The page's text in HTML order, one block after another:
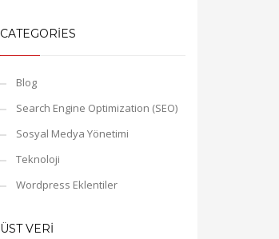
CATEGORIES
Blog
Search Engine Optimization (SEO)
Sosyal Medya Yönetimi
Teknoloji
Wordpress Eklentiler
ÜST VERI